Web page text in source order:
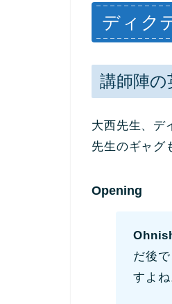
ディク
講師陣の
大西先生、デ
先生のギャグ
Opening
だ後
すよね